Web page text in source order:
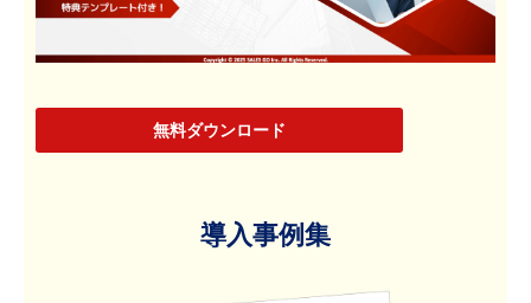
無料ダウンロード
導入事例集